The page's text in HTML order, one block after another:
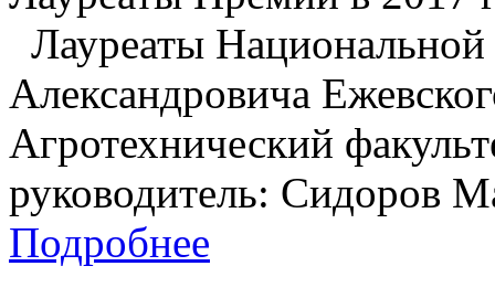
Лауреаты
Александровича
Агротехнический
руководитель: Сидоров
Подробнее